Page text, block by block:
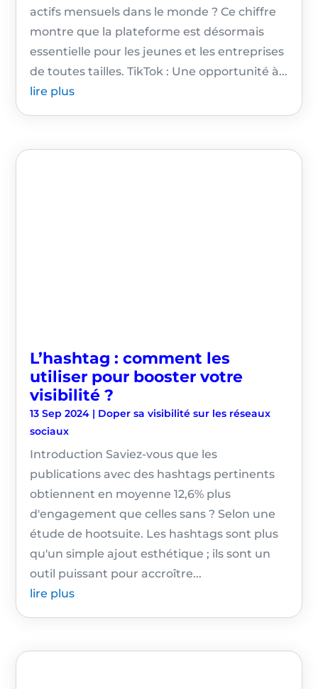
actifs mensuels dans le monde ? Ce chiffre
montre que la plateforme est désormais
essentielle pour les jeunes et les entreprises
de toutes tailles. TikTok : Une opportunité à...
lire plus
L’hashtag : comment les
utiliser pour booster votre
visibilité ?
13 Sep 2024 | Doper sa visibilité sur les réseaux
sociaux
Introduction Saviez-vous que les
publications avec des hashtags pertinents
obtiennent en moyenne 12,6% plus
d'engagement que celles sans ? Selon une
étude de hootsuite. Les hashtags sont plus
qu'un simple ajout esthétique ; ils sont un
outil puissant pour accroître...
lire plus